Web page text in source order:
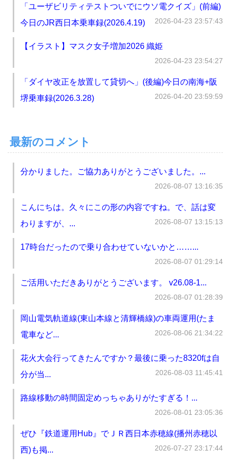
「ユーザビリティテストついでにウソ電クイズ」(前編)
今日のJR西日本乗車録(2026.4.19)
2026-04-23 23:57:43
【イラスト】マスク女子増加2026 織姫
2026-04-23 23:54:27
「ダイヤ改正を放置して貸切へ」(後編)今日の南海+阪
堺乗車録(2026.3.28)
2026-04-20 23:59:59
最新のコメント
分かりました。ご協力ありがとうございました。...
2026-08-07 13:16:35
こんにちは。久々にこの形の内容ですね。で、話は変
わりますが、...
2026-08-07 13:15:13
17時台だったので乗り合わせていないかと……...
2026-08-07 01:29:14
ご活用いただきありがとうございます。 v26.08-1...
2026-08-07 01:28:39
岡山電気軌道線(東山本線と清輝橋線)の車両運用(たま
電車など...
2026-08-06 21:34:22
花火大会行ってきたんですか？最後に乗った8320fは自
分が当...
2026-08-03 11:45:41
路線移動の時間固定めっちゃありがたすぎる！...
2026-08-01 23:05:36
ぜひ『鉄道運用Hub』でＪＲ西日本赤穂線(播州赤穂以
西)も掲...
2026-07-27 23:17:44